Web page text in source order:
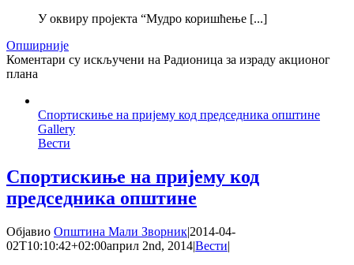
У оквиру пројекта “Мудро коришћење [...]
Опширније
Коментари су искључени на Радионица за израду акционог
плана
Спортискиње на пријему код председника општине
Gallery
Вести
Спортискиње на пријему код
председника општине
Објавио Општина Мали Зворник|2014-04-
02T10:10:42+02:00април 2nd, 2014|Вести|